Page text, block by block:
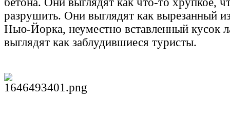
разрушить. Они выглядят как вырезанный
Нью-Йорка, неуместно вставленный кусок
выглядят как заблудившиеся туристы.